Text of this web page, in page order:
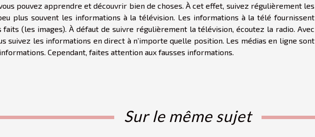
pouvez apprendre et découvrir bien de choses. À cet effet, suivez régulièrement les
plus souvent les informations à la télévision. Les informations à la télé fournissent
(les images). À défaut de suivre régulièrement la télévision, écoutez la radio. Avec
suivez les informations en direct à n’importe quelle position. Les médias en ligne sont
Cependant, faites attention aux fausses informations.
Sur le même sujet